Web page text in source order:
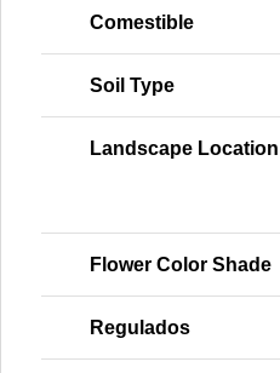
Comestible
Soil Type
Landscape Location
Flower Color Shade
Regulados